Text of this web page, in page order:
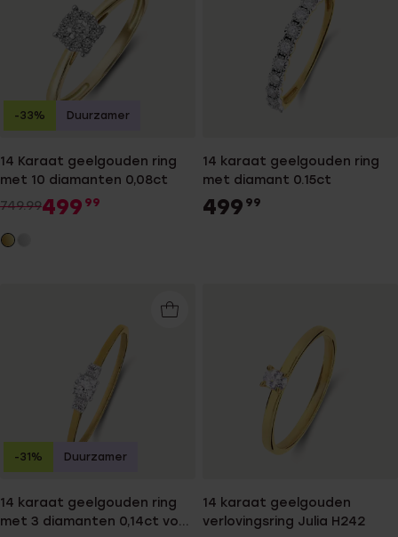
14 Karaat geelgouden ring
met 10 diamanten 0,08ct
749.99499 99
-33% Duurzamer
14 karaat geelgouden ring
met diamant 0.15ct
499 99
14 karaat geelgouden ring
met 3 diamanten 0,14ct voor
-31% Duurzamer
14 karaat geelgouden
verlovingsring Julia H242